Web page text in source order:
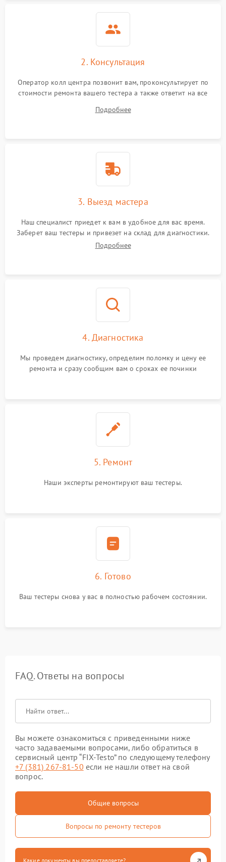
2. Консультация
Оператор колл центра позвонит вам, проконсультирует по
стоимости ремонта вашего тестера а также ответит на все
Подробнее
3. Выезд мастера
Наш специалист приедет к вам в удобное для вас время.
Заберет ваш тестеры и привезет на склад для диагностики.
Подробнее
4. Диагностика
Мы проведем диагностику, определим поломку и цену ее
ремонта и сразу сообщим вам о сроках ее починки
5. Ремонт
Наши эксперты ремонтируют ваш тестеры.
6. Готово
Ваш тестеры снова у вас в полностью рабочем состоянии.
FAQ. Ответы на вопросы
Вы можете ознакомиться с приведенными ниже
часто задаваемыми вопросами, либо обратиться в
сервисный центр “FIX-Testo” по следующему телефону
+7 (381) 267-81-50 если не нашли ответ на свой
вопрос.
Общие вопросы
Вопросы по ремонту тестеров
Какие документы вы предоставляете?